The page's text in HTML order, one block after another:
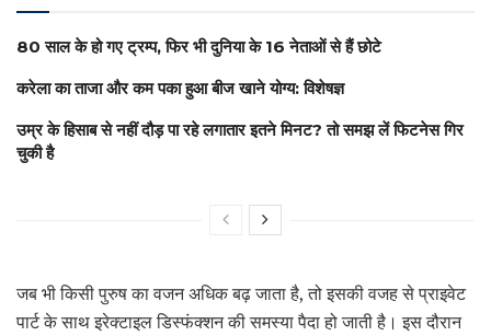
80 साल के हो गए ट्रम्प, फिर भी दुनिया के 16 नेताओं से हैं छोटे
करेला का ताजा और कम पका हुआ बीज खाने योग्य: विशेषज्ञ
उम्र के हिसाब से नहीं दौड़ पा रहे लगातार इतने मिनट? तो समझ लें फिटनेस गिर
चुकी है
जब भी किसी पुरुष का वजन अधिक बढ़ जाता है, तो इसकी वजह से प्राइवेट
पार्ट के साथ इरेक्टाइल डिस्फंक्शन की समस्या पैदा हो जाती है। इस दौरान